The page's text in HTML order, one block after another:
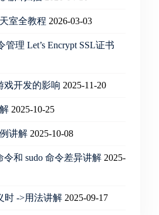
室全教程 2026-03-03
管理 Let’s Encrypt SSL证书
戏开发的影响 2025-11-20
2025-10-25
讲解 2025-10-08
令和 sudo 命令差异讲解 2025-
时 ->用法讲解 2025-09-17